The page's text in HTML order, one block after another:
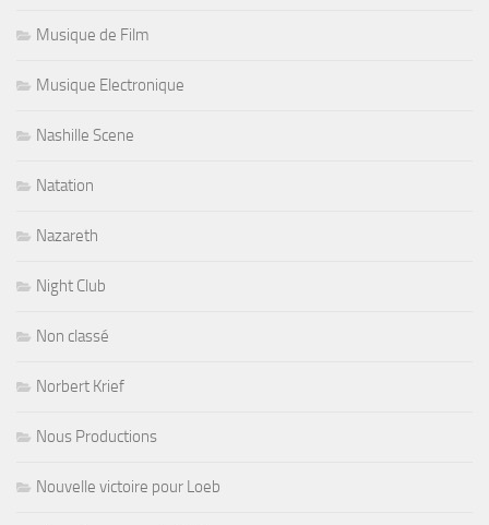
Musique de Film
Musique Electronique
Nashille Scene
Natation
Nazareth
Night Club
Non classé
Norbert Krief
Nous Productions
Nouvelle victoire pour Loeb